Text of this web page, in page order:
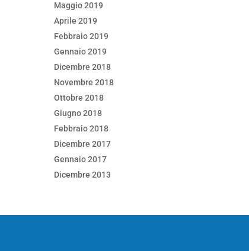
Maggio 2019
Aprile 2019
Febbraio 2019
Gennaio 2019
Dicembre 2018
Novembre 2018
Ottobre 2018
Giugno 2018
Febbraio 2018
Dicembre 2017
Gennaio 2017
Dicembre 2013